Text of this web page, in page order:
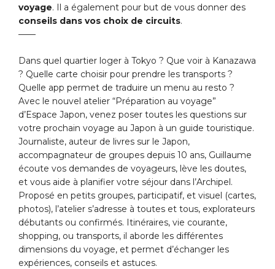
voyage. Il a également pour but de vous donner des
conseils dans vos choix de circuits.
——
Dans quel quartier loger à Tokyo ? Que voir à Kanazawa
? Quelle carte choisir pour prendre les transports ?
Quelle app permet de traduire un menu au resto ?
Avec le nouvel atelier “Préparation au voyage”
d’Espace Japon, venez poser toutes les questions sur
votre prochain voyage au Japon à un guide touristique.
Journaliste, auteur de livres sur le Japon,
accompagnateur de groupes depuis 10 ans, Guillaume
écoute vos demandes de voyageurs, lève les doutes,
et vous aide à planifier votre séjour dans l’Archipel.
Proposé en petits groupes, participatif, et visuel (cartes,
photos), l’atelier s’adresse à toutes et tous, explorateurs
débutants ou confirmés. Itinéraires, vie courante,
shopping, ou transports, il aborde les différentes
dimensions du voyage, et permet d’échanger les
expériences, conseils et astuces.